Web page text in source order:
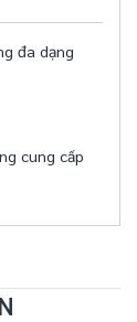
đa dạng
cung cấp